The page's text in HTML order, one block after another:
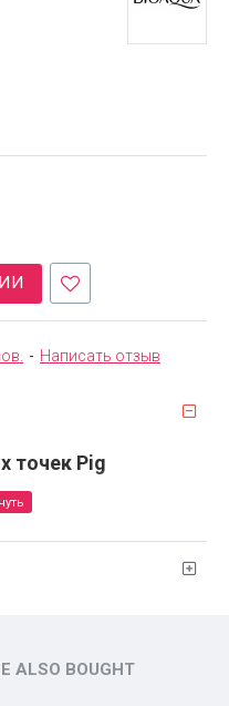
- Написать отзыв
точек Pig
в области носа. Уходовое
ALSO BOUGHT